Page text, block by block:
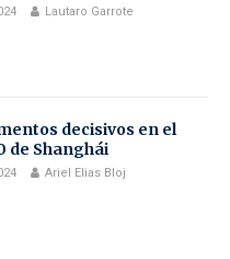
Lautaro Garrote
decisivos en el
de Shanghái
Ariel Elias Bloj